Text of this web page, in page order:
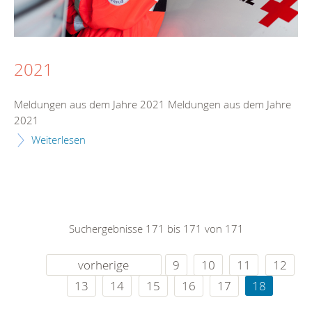
2021
Meldungen aus dem Jahre 2021 Meldungen aus dem Jahre
2021
Weiterlesen
Suchergebnisse 171 bis 171 von 171
vorherige 9 10 11
12
13
14 15 16 17 18